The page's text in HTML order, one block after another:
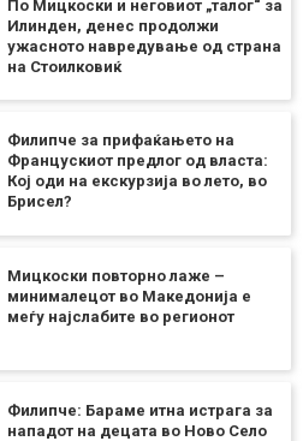
По Мицкоски и неговиот „талог“ за
Илинден, денес продолжи
ужасното навредување од страна
на Стоилковиќ
Филипче за прифаќањето на
Францускиот предлог од власта:
Кој оди на екскурзија во лето, во
Брисел?
Мицкоски повторно лаже –
минималецот во Македонија е
меѓу најслабите во регионот
Филипче: Бараме итна истрага за
нападот на децата во Ново Село